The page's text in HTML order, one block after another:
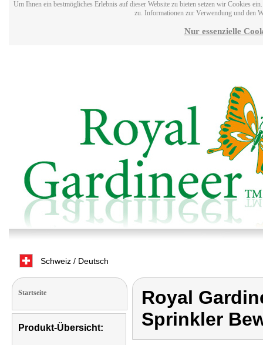
Um Ihnen ein bestmögliches Erlebnis auf dieser Website zu bieten setzen wir Cookies
zu. Informationen zur Verwendung und den
Nur essenzielle
Schweiz / Deutsch
Startseite
Produkt-Übersicht:
Royal
Sprinkler